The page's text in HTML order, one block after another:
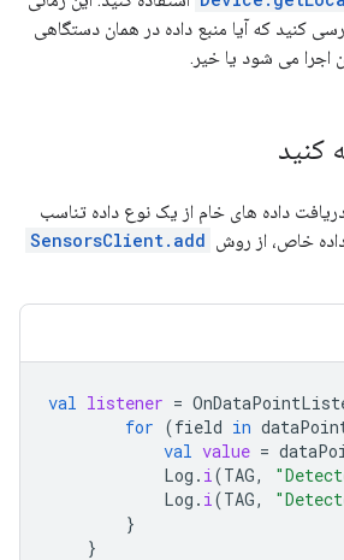
کنید که آیا منبع داده در همان دستگاهی
اجرا می شود یا خیر.
کنید
داده های خام از یک نوع داده تناسب
خاص، از روش SensorsClient.add
val listener =
for (field in
val value =
Log . i(TAG,
Log . i(TAG,
}
}